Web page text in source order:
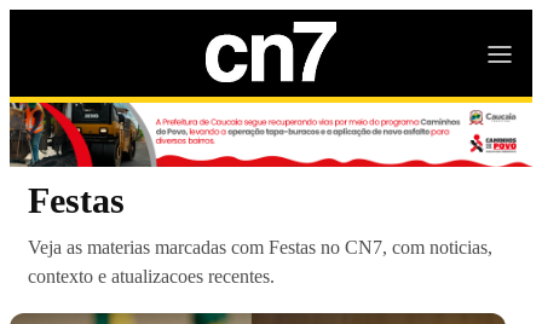
Festas
Veja as materias marcadas com Festas no CN7, com noticias,
contexto e atualizacoes recentes.